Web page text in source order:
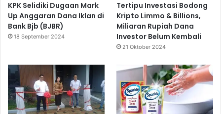
KPK Selidiki Dugaan Mark
Up Anggaran Dana Iklan di
Bank Bjb (BJBR)
18 September 2024
Tertipu Investasi Bodong
Kripto Limmo & Billions,
Miliaran Rupiah Dana
Investor Belum Kembali
21 Oktober 2024